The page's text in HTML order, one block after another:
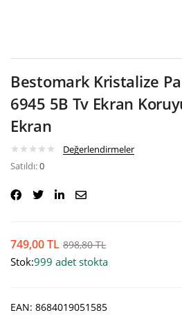
Bestomark Kristalize
6945 5B Tv Ekran
Ekran
Değerlendirmeler
Satıldı:0
749,00TL 898,80TL
Stok:999 adet stokta
EAN: 8684019051585